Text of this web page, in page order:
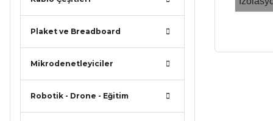
Plaket ve Breadboard
Mikrodenetleyiciler
Robotik - Drone - Eğitim